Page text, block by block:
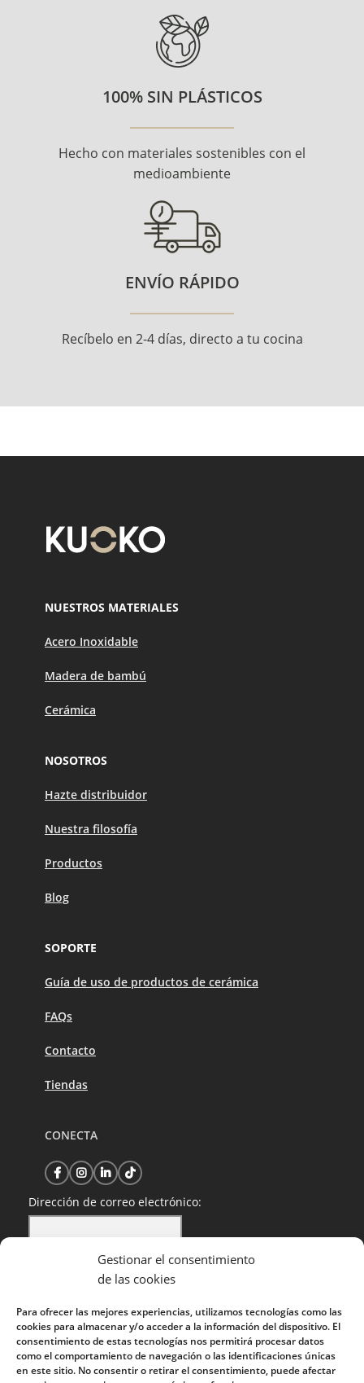
Gestionar el consentimiento
de las cookies
Para ofrecer las mejores experiencias, utilizamos tecnologías como las
cookies para almacenar y/o acceder a la información del dispositivo. El
consentimiento de estas tecnologías nos permitirá procesar datos
como el comportamiento de navegación o las identificaciones únicas
en este sitio. No consentir o retirar el consentimiento, puede afectar
100% SIN PLÁSTICOS
Hecho con materiales sostenibles con el
medioambiente
ENVÍO RÁPIDO
Recíbelo en 2-4 días, directo a tu cocina
NUESTROS MATERIALES
Acero Inoxidable
Madera de bambú
Cerámica
NOSOTROS
Hazte distribuidor
Nuestra filosofía
Productos
Blog
SOPORTE
Guía de uso de productos de cerámica
FAQs
Contacto
Tiendas
CONECTA
Dirección de correo electrónico:
He leído y acepto la política de privacidad